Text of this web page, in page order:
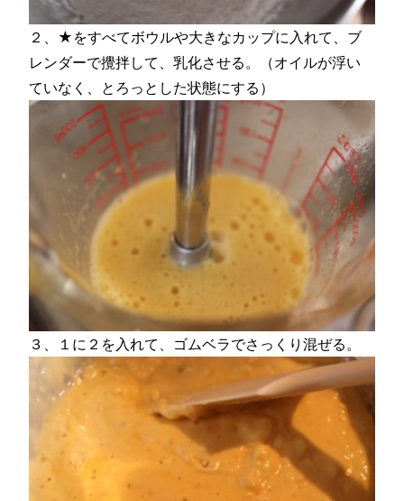
２、★をすべてボウルや大きなカップに入れて、ブ
レンダーで攪拌して、乳化させる。（オイルが浮い
ていなく、とろっとした状態にする）
３、１に２を入れて、ゴムベラでさっくり混ぜる。